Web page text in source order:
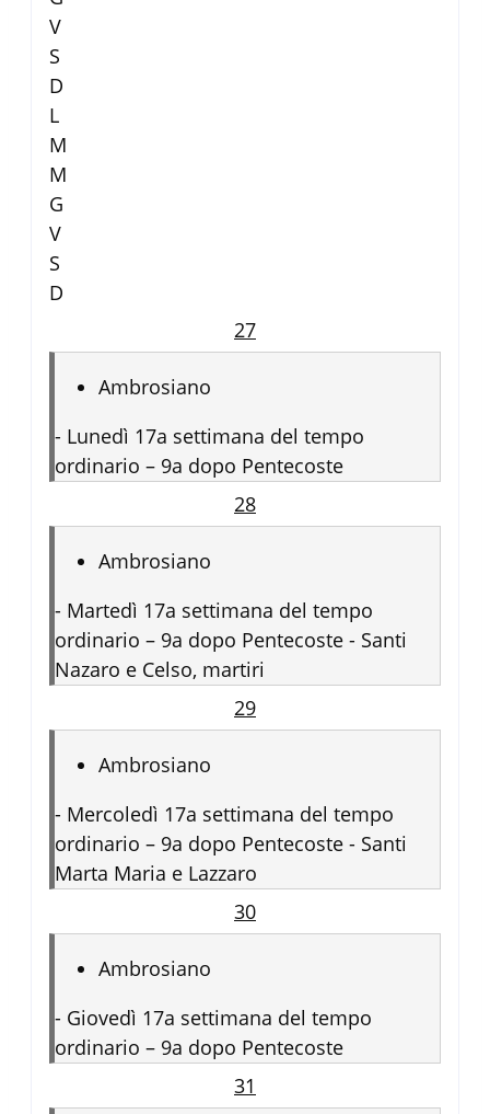
V
S
D
L
M
M
G
V
S
D
27
Ambrosiano
- Lunedì 17a settimana del tempo
ordinario – 9a dopo Pentecoste
28
Ambrosiano
- Martedì 17a settimana del tempo
ordinario – 9a dopo Pentecoste - Santi
Nazaro e Celso, martiri
29
Ambrosiano
- Mercoledì 17a settimana del tempo
ordinario – 9a dopo Pentecoste - Santi
Marta Maria e Lazzaro
30
Ambrosiano
- Giovedì 17a settimana del tempo
ordinario – 9a dopo Pentecoste
31